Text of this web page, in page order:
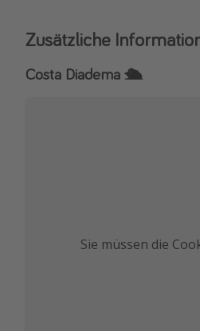
Zusätzliche
Costa Diadema 🛳
Sie müssen die